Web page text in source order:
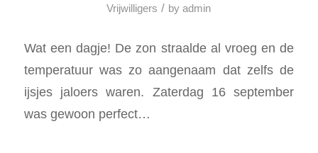
Vrijwilligers / byadmin
Wat een dagje! De zon straalde al vroeg en de
temperatuur was zo aangenaam dat zelfs de
ijsjes jaloers waren. Zaterdag 16 september
was gewoon perfect…